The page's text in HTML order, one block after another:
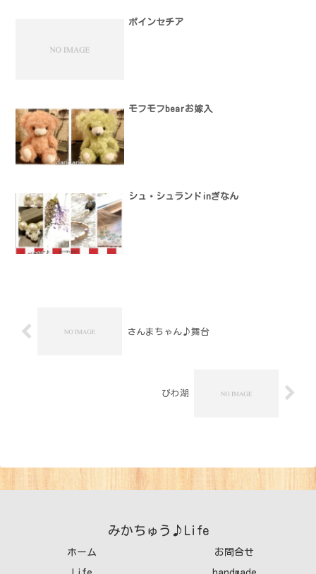
ポインセチア
モフモフbearお嫁入
シュ・シュランドinぎなん
さんまちゃん♪舞台
びわ湖
みかちゅう♪Life
ホーム お問合せ